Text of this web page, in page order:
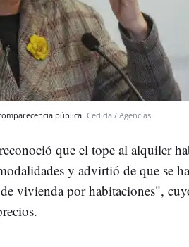
pública Cedida / Agencias
que el tope al alquiler
y advirtió de que se
vivienda por habitaciones",